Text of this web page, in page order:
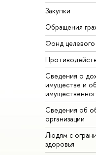
Закупки
Обращения
Фонд целевого
Сведения о
имуществе и
Сведения об
организации
Людям с
здоровья